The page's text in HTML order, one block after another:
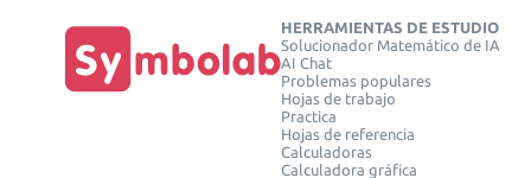
HERRAMIENTAS DE ESTUDIO
Solucionador Matemático de IA
AI Chat
Problemas populares
Hojas de trabajo
Practica
Hojas de referencia
Calculadoras
Calculadora gráfica